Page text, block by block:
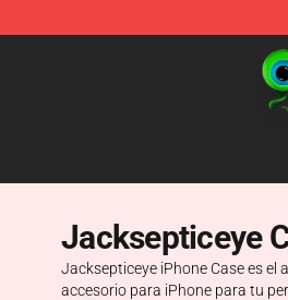
Jacksepticeye Store -
Jacksepticeye
Jacksepticeye iPhone Case es el
accesorio para iPhone para tu